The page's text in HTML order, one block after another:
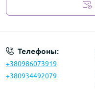
Телефоны:
+380986073919
+380934492079